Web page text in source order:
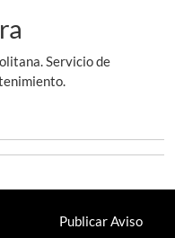
Servicio de
Publicar Aviso